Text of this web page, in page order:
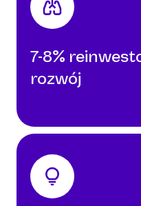
7-8%
rozwój